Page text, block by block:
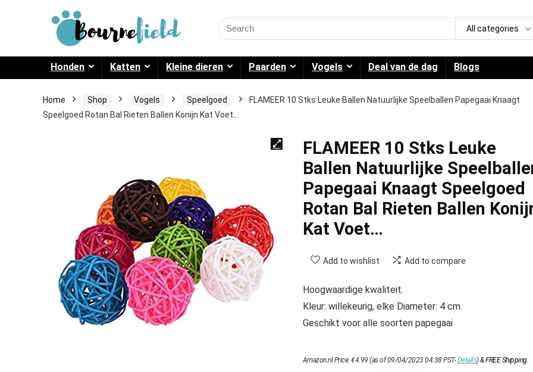
Search
for:
All categories
Honden Katten Kleine dieren Paarden Vogels Deal van de dag Blogs
Home Shop Vogels Speelgoed
FLAMEER 10 Stks Leuke Ballen Natuurlijke Speelballen Papegaai Knaagt
Speelgoed Rotan Bal Rieten Ballen Konijn Kat Voet…
FLAMEER 10 Stks Leuke
Ballen Natuurlijke
Papegaai Knaagt Speelgoed
Rotan Bal Rieten Ballen
Kat Voet…
Add to wishlist Add to compare
Hoogwaardige kwaliteit.
Kleur: willekeurig, elke Diameter: 4 cm.
Geschikt voor alle soorten papegaai
Amazon.nl Price:€4.99 (as of 09/04/2023 04:38 PST-Details)&FREE Shipping.